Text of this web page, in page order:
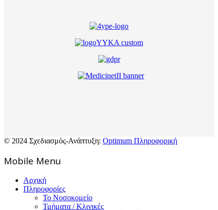
© 2024 Σχεδιασμός-Ανάπτυξη: Optimum Πληροφορική
Mοbile Menu
Αρχική
Πληροφορίες
Το Νοσοκομείο
Τμήματα / Κλινικές